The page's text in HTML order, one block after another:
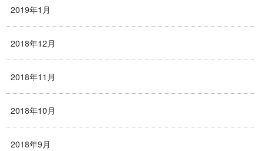
2019年1月
2018年12月
2018年11月
2018年10月
2018年9月